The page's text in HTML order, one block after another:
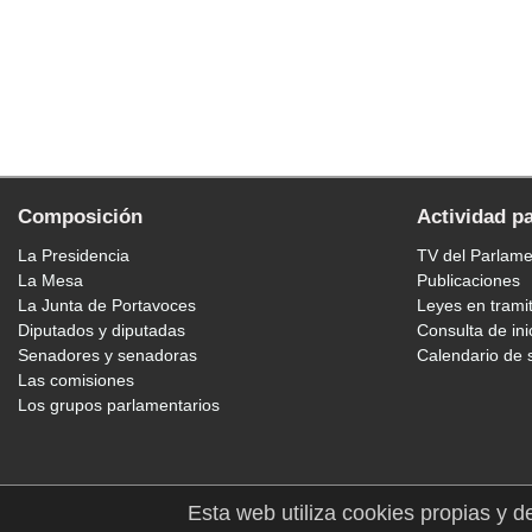
Composición
La Presidencia
La Mesa
La Junta de Portavoces
Diputados y diputadas
Senadores y senadoras
Las comisiones
Los grupos parlamentarios
Actividad
TV del
Publicaciones
Leyes en
Consulta de
Calendario de
Esta web utiliza cookies propias y